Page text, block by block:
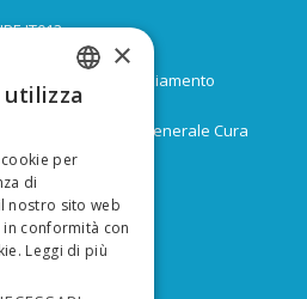
IT013
2024
9.974.624 di co-finanziamento
Direzione Generale Cura
ITALIAN
×
per
di
nostro sito web
conformità con
Leggi di più